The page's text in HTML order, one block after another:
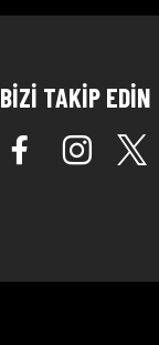
BİZİ TAKİP EDİN